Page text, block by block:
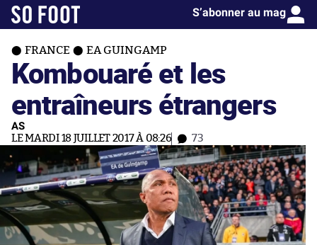
S’abonner au mag
FRANCE EA GUINGAMP
Kombouaré et les
entraîneurs étrangers
AS
LE MARDI 18 JUILLET 2017 À 08:26 73